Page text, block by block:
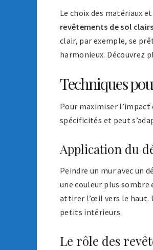
Le choix des matériaux
revêtements de sol
clair, par exemple, se
harmonieux. Découvrez
Techniques
Pour maximiser
spécificités et peut
Application du
Peindre un mur avec un
une couleur plus sombre
attirer l’œil vers le haut.
petits intérieurs.
Le rôle des